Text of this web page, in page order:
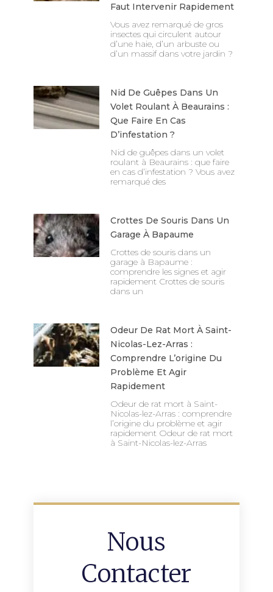
Faut Intervenir Rapidement
Vous avez remarqué de gros
insectes qui circulent autour
d’une haie, d’un arbuste ou
d’un massif dans votre jardin ?
Nid De Guêpes Dans Un
Volet Roulant À Beaurains :
Que Faire En Cas
D’infestation ?
Nid de guêpes dans un volet
roulant à Beaurains : que faire
en cas d’infestation ? Vous avez
remarqué des
Crottes De Souris Dans Un
Garage À Bapaume
Crottes de souris dans un
garage à Bapaume :
comprendre les signes et agir
rapidement Crottes de souris
dans un
Odeur De Rat Mort À Saint-
Nicolas-Lez-Arras :
Comprendre L’origine Du
Problème Et Agir
Rapidement
Odeur de rat mort à Saint-
Nicolas-lez-Arras : comprendre
l’origine du problème et agir
rapidement Odeur de rat mort
à Saint-Nicolas-lez-Arras
Nous
Contacter